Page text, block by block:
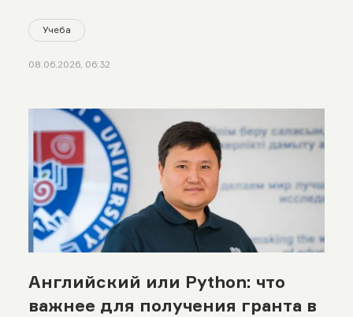
Учеба
08.06.2026, 06:32
Английский или Python: что
важнее для получения гранта в